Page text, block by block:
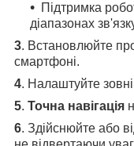
Підтримка
діапазонах
3. Встановлюйте
смартфоні.
4. Налаштуйте
5. Точна навігація
6. Здійснюйте або